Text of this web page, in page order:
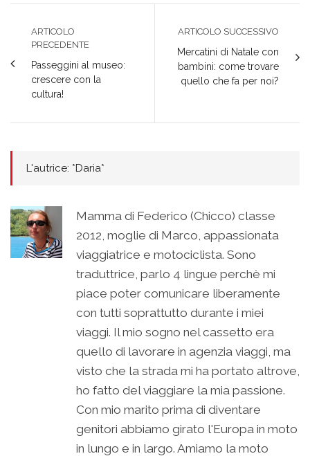
ARTICOLO
PRECEDENTE
Passeggini al museo:
crescere con la
cultura!
ARTICOLO SUCCESSIVO
Mercatini di Natale con
bambini: come trovare
quello che fa per noi?
L'autrice: *Daria*
Mamma di Federico (Chicco) classe
2012, moglie di Marco, appassionata
viaggiatrice e motociclista. Sono
traduttrice, parlo 4 lingue perchè mi
piace poter comunicare liberamente
con tutti soprattutto durante i miei
viaggi. Il mio sogno nel cassetto era
quello di lavorare in agenzia viaggi, ma
visto che la strada mi ha portato altrove,
ho fatto del viaggiare la mia passione.
Con mio marito prima di diventare
genitori abbiamo girato l'Europa in moto
in lungo e in largo. Amiamo la moto